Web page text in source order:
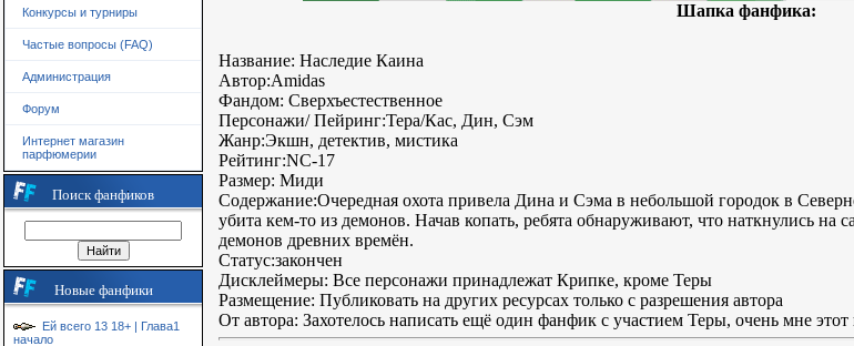
Конкурсы и турниры
Частые вопросы (FAQ)
Администрация
Форум
Интернет магазин
парфюмерии
Поиск фанфиков
Новые фанфики
Ей всего 13 18+ | Глава1
начало
Шапка фанфика:
Название: Наследие Каина
Автор:Amidas
Фандом: Сверхъестественное
Персонажи/ Пейринг:Тера/Кас, Дин, Сэм
Жанр:Экшн, детектив, мистика
Рейтинг:NC-17
Размер: Миди
Содержание:Очередная охота привела Дина и Сэма в небольшой городок в
убита кем-то из демонов. Начав копать, ребята обнаруживают, что наткнулись на
демонов древних времён.
Статус:закончен
Дисклеймеры: Все персонажи принадлежат Крипке, кроме Теры
Размещение: Публиковать на других ресурсах только с разрешения автора
От автора: Захотелось написать ещё один фанфик с участием Теры, очень мне